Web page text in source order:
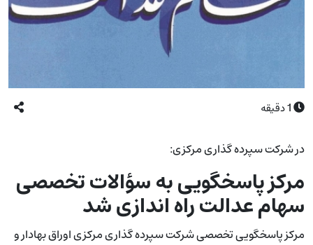
1دقیقه
در شرکت سپرده گذاری مرکزی:
مرکز پاسخگویی به سؤالات تخصصی
سهام عدالت راه اندازی شد
مرکز پاسخگویی تخصصی شرکت سپرده گذاری مرکزی اوراق بهادار و